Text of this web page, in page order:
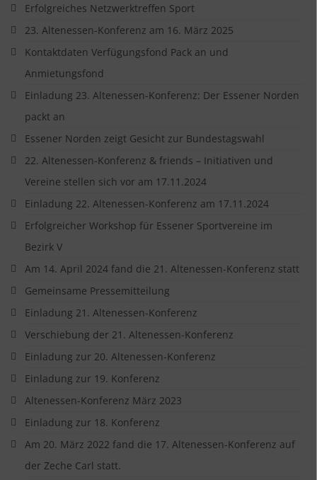
Erfolgreiches Netzwerktreffen Sport
23. Altenessen-Konferenz am 16. März 2025
Kontaktdaten Verfügungsfond Pack an und
Anmietungsfond
Einladung 23. Altenessen-Konferenz: Der Essener Norden
packt an
Essener Norden zeigt Gesicht zur Bundestagswahl
22. Altenessen-Konferenz & friends – Initiativen und
Vereine stellen sich vor am 17.11.2024
Einladung 22. Altenessen-Konferenz am 17.11.2024
Erfolgreicher Workshop für Essener Sportvereine im
Bezirk V
Am 14. April 2024 fand die 21. Altenessen-Konferenz statt
Gemeinsame Pressemitteilung
Einladung 21. Altenessen-Konferenz
Verschiebung der 21. Altenessen-Konferenz
Einladung zur 20. Altenessen-Konferenz
Einladung zur 19. Konferenz
Altenessen-Konferenz März 2023
Einladung zur 18. Konferenz
Am 20. März 2022 fand die 17. Altenessen-Konferenz auf
der Zeche Carl statt.